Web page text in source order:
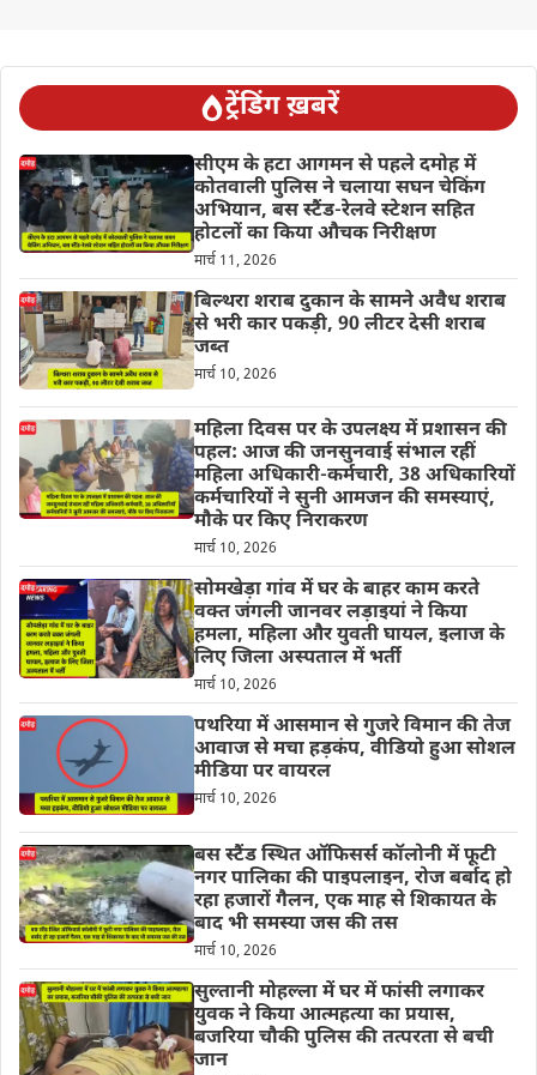
ट्रेंडिंग ख़बरें
सीएम के हटा आगमन से पहले दमोह में
कोतवाली पुलिस ने चलाया सघन चेकिंग
अभियान, बस स्टैंड-रेलवे स्टेशन सहित
होटलों का किया औचक निरीक्षण
मार्च 11, 2026
बिल्थरा शराब दुकान के सामने अवैध शराब
से भरी कार पकड़ी, 90 लीटर देसी शराब
जब्त
मार्च 10, 2026
महिला दिवस पर के उपलक्ष्य में प्रशासन की
पहल: आज की जनसुनवाई संभाल रहीं
महिला अधिकारी-कर्मचारी, 38 अधिकारियों
कर्मचारियों ने सुनी आमजन की समस्याएं,
मौके पर किए निराकरण
मार्च 10, 2026
सोमखेड़ा गांव में घर के बाहर काम करते
वक्त जंगली जानवर लड़ाइयां ने किया
हमला, महिला और युवती घायल, इलाज के
लिए जिला अस्पताल में भर्ती
मार्च 10, 2026
पथरिया में आसमान से गुजरे विमान की तेज
आवाज से मचा हड़कंप, वीडियो हुआ सोशल
मीडिया पर वायरल
मार्च 10, 2026
बस स्टैंड स्थित ऑफिसर्स कॉलोनी में फूटी
नगर पालिका की पाइपलाइन, रोज बर्बाद हो
रहा हजारों गैलन, एक माह से शिकायत के
बाद भी समस्या जस की तस
मार्च 10, 2026
सुल्तानी मोहल्ला में घर में फांसी लगाकर
युवक ने किया आत्महत्या का प्रयास,
बजरिया चौकी पुलिस की तत्परता से बची
जान